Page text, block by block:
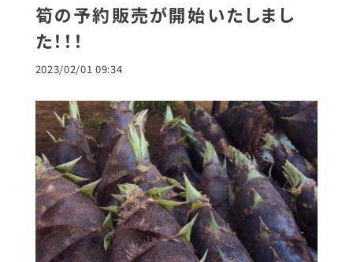
筍の予約販売が開始いたしまし
た！！！
2023/02/01 09:34